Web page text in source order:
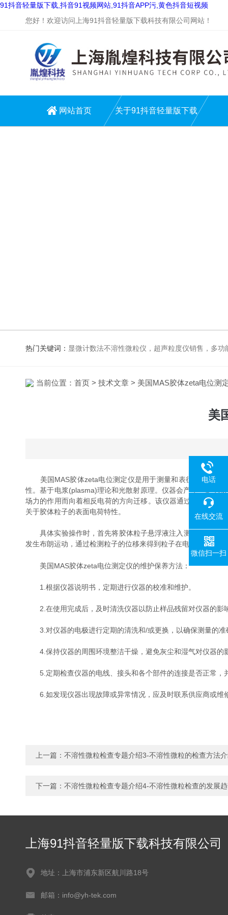
91抖音轻量版下载,抖音91视频网站,91抖音APP污,黄色抖音短视频
您好！欢迎访问上海91抖音轻量版下载科技有限公司网站！
网站首页 关于91抖音轻量版下载
热门关键词： 显微计数法不溶性微粒仪，超声粒度仪销售，多功能超声粒度抖音91视频网站，粒度及
当前位置： 首页 > 技术文章 > 美国MAS胶体zeta电位测
美
美国MAS胶体zeta电位测定仪是用于测量和表征胶体粒子表面
性。基于电浆(plasma)理论和光散射原理。仪器会产生一定
场力的作用而向着相反电荷的方向迁移。该仪器通过测量颗粒
关于胶体粒子的表面电荷特性。
具体实验操作时，首先将胶体粒子悬浮液注入测位池中，确
发生布朗运动，通过检测粒子的位移来得到粒子在电场中的迁移
美国MAS胶体zeta电位测定仪的维护保养方法：
1.根据仪器说明书，定期进行仪器的校准和维护。
2.在使用完成后，及时清洗仪器以防止样品残留对仪器的影响
3.对仪器的电极进行定期的清洗和/或更换，以确保测量的准确
4.保持仪器的周围环境整洁干燥，避免灰尘和湿气对仪器的影
5.定期检查仪器的电线、接头和各个部件的连接是否正常，
6.如发现仪器出现故障或异常情况，应及时联系供应商或维修
上一篇： 不溶性微粒检查专题介绍3-不溶性微粒的检查方法
下一篇： 不溶性微粒检查专题介绍4-不溶性微粒检查的发展
上海91抖音轻量版下载科技有限公司
地址：上海市浦东新区航川路18号
邮箱：info@yh-tek.com
电话
在线交流
微信扫一扫